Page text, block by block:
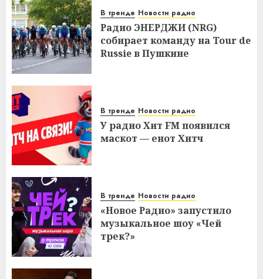
В тренде Новости радио
Радио ЭНЕРДЖИ (NRG)
собирает команду на Tour de
Russie в Пушкине
В тренде Новости радио
У радио Хит FM появился
маскот — енот Хитч
В тренде Новости радио
«Новое Радио» запустило
музыкальное шоу «Чей
трек?»